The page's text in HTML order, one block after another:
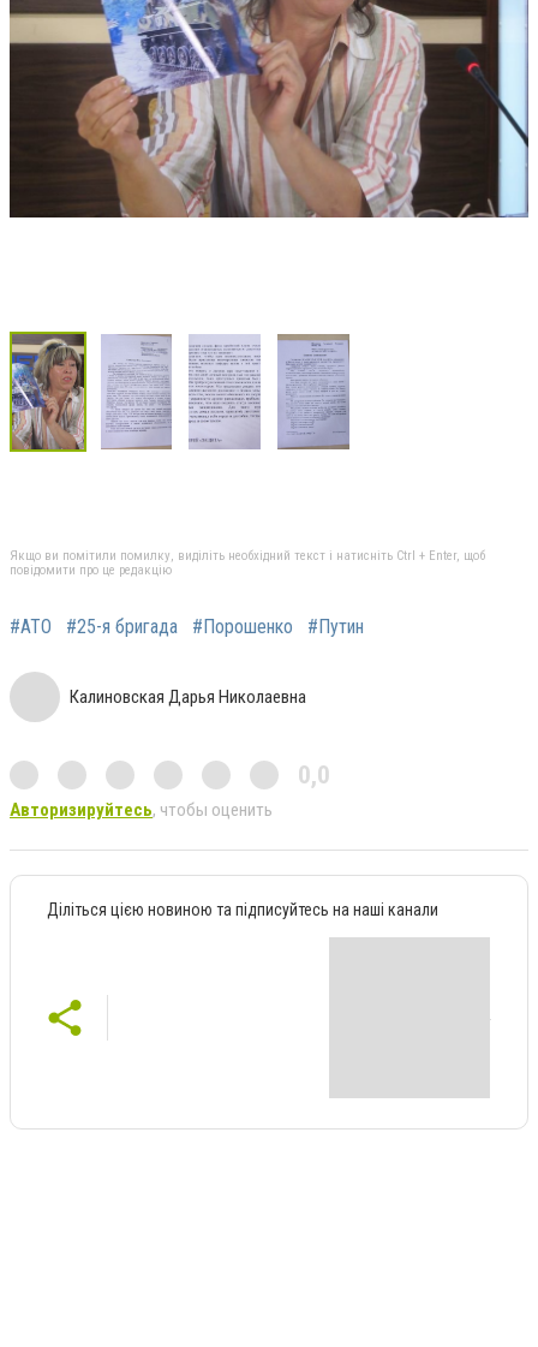
Якщо ви помітили помилку, виділіть необхідний текст і натисніть Ctrl + Enter, щоб
повідомити про це редакцію
#АТО #25-я бригада #Порошенко #Путин
Калиновская Дарья Николаевна
0,0
Авторизируйтесь, чтобы оценить
Діліться цією новиною та підписуйтесь на наші канали